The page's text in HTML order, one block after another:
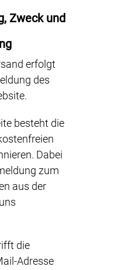
Zweck und
erfolgt
des
besteht die
Dabei
zum
aus der
die
Adresse